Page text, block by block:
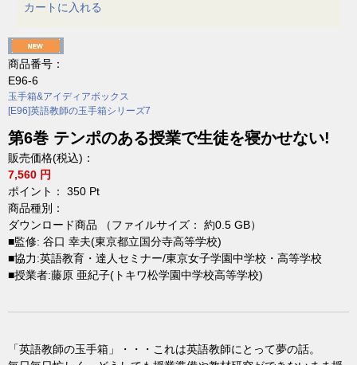
カートに入れる
商品番号：
E96-6
玉手箱&アイディアボックス
[E96]英語教師の玉手箱シリーズ7
第6巻 テンポのある授業で生徒を寝かせない!
販売価格(税込)：
7,560 円
ポイント： 350 Pt
商品種別：
ダウンロード商品 （ファイルサイズ： 約0.5 GB）
■監修: 谷口 幸夫(東京都立国分寺高等学校)
■協力:英語教育・達人セミナー/東京女子学園中学校・高等学校
■授業者:藤原 亜紀子(トキワ松学園中学校高等学校)
「英語教師の玉手箱」・・・これは英語教師にとって夢の話。